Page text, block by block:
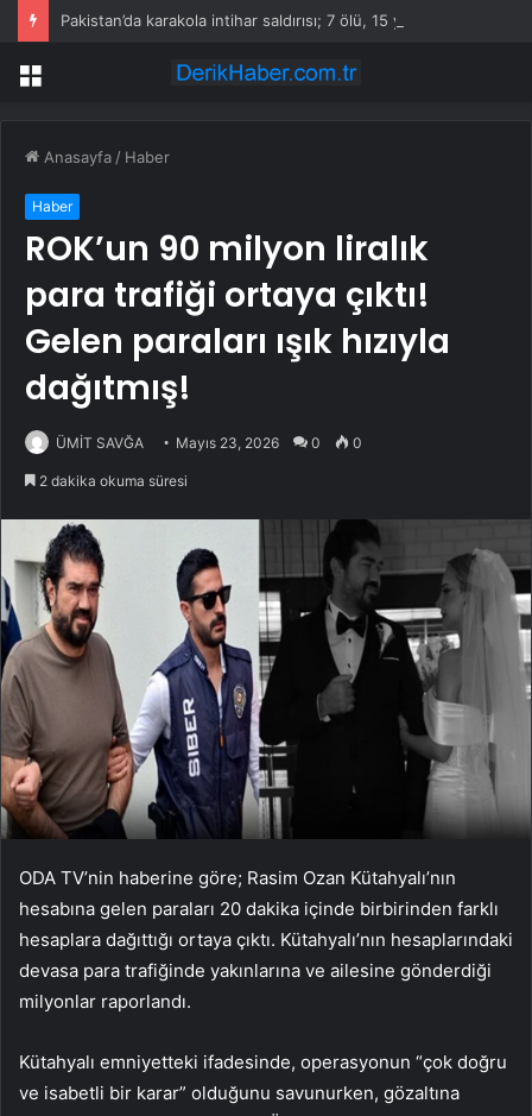
Pakistan’da karakola intihar saldırısı; 7 ölü, 15 yaralı
Menü
Anasayfa / Haber
Haber
ROK’un 90 milyon liralık
para trafiği ortaya çıktı!
Gelen paraları ışık hızıyla
dağıtmış!
ÜMİT SAVĞA Mayıs 23, 2026 0 0
2 dakika okuma süresi
ODA TV’nin haberine göre; Rasim Ozan Kütahyalı’nın
hesabına gelen paraları 20 dakika içinde birbirinden farklı
hesaplara dağıttığı ortaya çıktı. Kütahyalı’nın hesaplarındaki
devasa para trafiğinde yakınlarına ve ailesine gönderdiği
milyonlar raporlandı.
Kütahyalı emniyetteki ifadesinde, operasyonun “çok doğru
ve isabetli bir karar” olduğunu savunurken, gözaltına